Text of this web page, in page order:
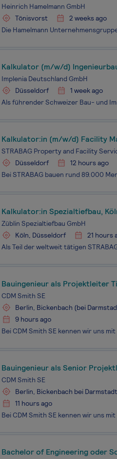
Heinrich Hamelmann GmbH
Tönisvorst
2 weeks ago
Kalkulator (m/w/d)
Implenia Deutschland GmbH
Düsseldorf
1 week ago
Kalkulator:in (m/w/d) Facility
STRABAG Property and Facility
Düsseldorf
12 hours ago
Kalkulator:in Spezialtiefbau,
Züblin Spezialtiefbau GmbH
Köln, Düsseldorf
21 hours
Bauingenieur als Projektleiter
CDM Smith SE
Berlin, Bickenbach (bei
9 hours ago
Bauingenieur als Senior
CDM Smith SE
Berlin, Bickenbach bei
11 hours ago